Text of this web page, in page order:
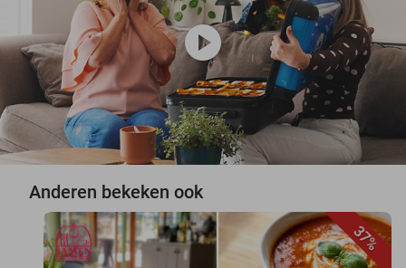
play_circle
Anderen bekeken ook
37%